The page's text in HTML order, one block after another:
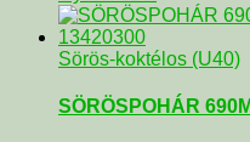
Sörös-koktélos (U40)
SÖRÖSPOHÁR